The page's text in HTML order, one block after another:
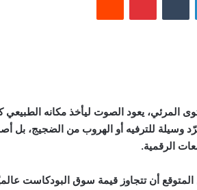
المرئي، يعود الصوت ليأخذ مكانه الطبيعي
وسيلة للترفيه أو الهروب من الضجيج، بل
الرقمية.